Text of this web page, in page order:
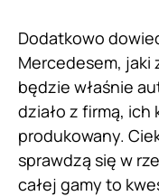
Dodatkowo
Mercedesem,
będzie właśnie
działo z firmą,
produkowany.
sprawdzą się w
całej gamy to